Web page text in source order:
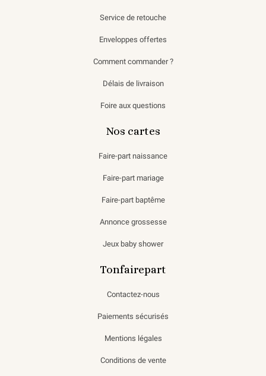
Service de retouche
Enveloppes offertes
Comment commander ?
Délais de livraison
Foire aux questions
Nos cartes
Faire-part naissance
Faire-part mariage
Faire-part baptême
Annonce grossesse
Jeux baby shower
Tonfairepart
Contactez-nous
Paiements sécurisés
Mentions légales
Conditions de vente